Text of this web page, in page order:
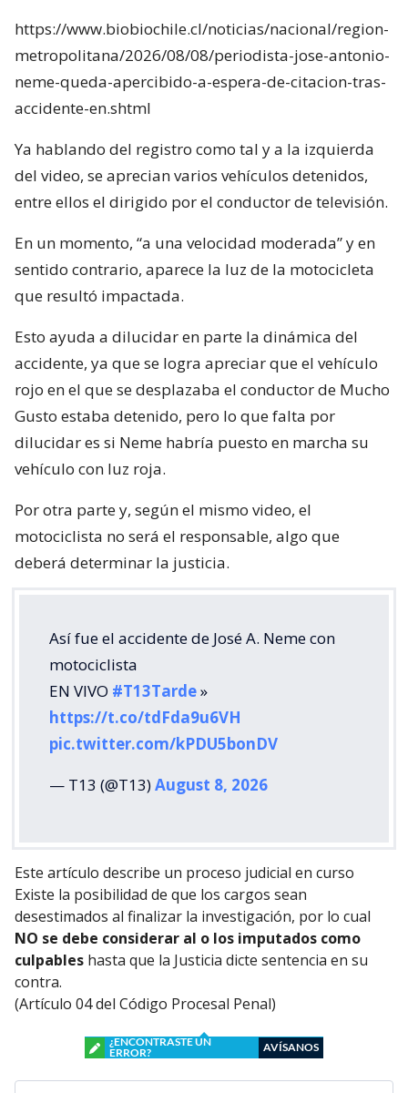
https://www.biobiochile.cl/noticias/nacional/region-
metropolitana/2026/08/08/periodista-jose-antonio-
neme-queda-apercibido-a-espera-de-citacion-tras-
accidente-en.shtml
Ya hablando del registro como tal y a la izquierda
del video, se aprecian varios vehículos detenidos,
entre ellos el dirigido por el conductor de televisión.
En un momento, “a una velocidad moderada” y en
sentido contrario, aparece la luz de la motocicleta
que resultó impactada.
Esto ayuda a dilucidar en parte la dinámica del
accidente, ya que se logra apreciar que el vehículo
rojo en el que se desplazaba el conductor de Mucho
Gusto estaba detenido, pero lo que falta por
dilucidar es si Neme habría puesto en marcha su
vehículo con luz roja.
Por otra parte y, según el mismo video, el
motociclista no será el responsable, algo que
deberá determinar la justicia.
Así fue el accidente de José A. Neme con
motociclista
EN VIVO #T13Tarde»
https://t.co/tdFda9u6VH
pic.twitter.com/kPDU5bonDV
— T13 (@T13)August 8, 2026
Este artículo describe un proceso judicial en curso
Existe la posibilidad de que los cargos sean
desestimados al finalizar la investigación, por lo cual
NO se debe considerar al o los imputados como
culpables hasta que la Justicia dicte sentencia en su
contra.
(Artículo 04 del Código Procesal Penal)
¿ENCONTRASTE UN
ERROR?
AVÍSANOS